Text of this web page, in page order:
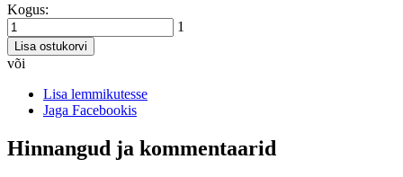
Kogus:
1
Lisa ostukorvi
või
Lisa lemmikutesse
Jaga Facebookis
Hinnangud ja kommentaarid